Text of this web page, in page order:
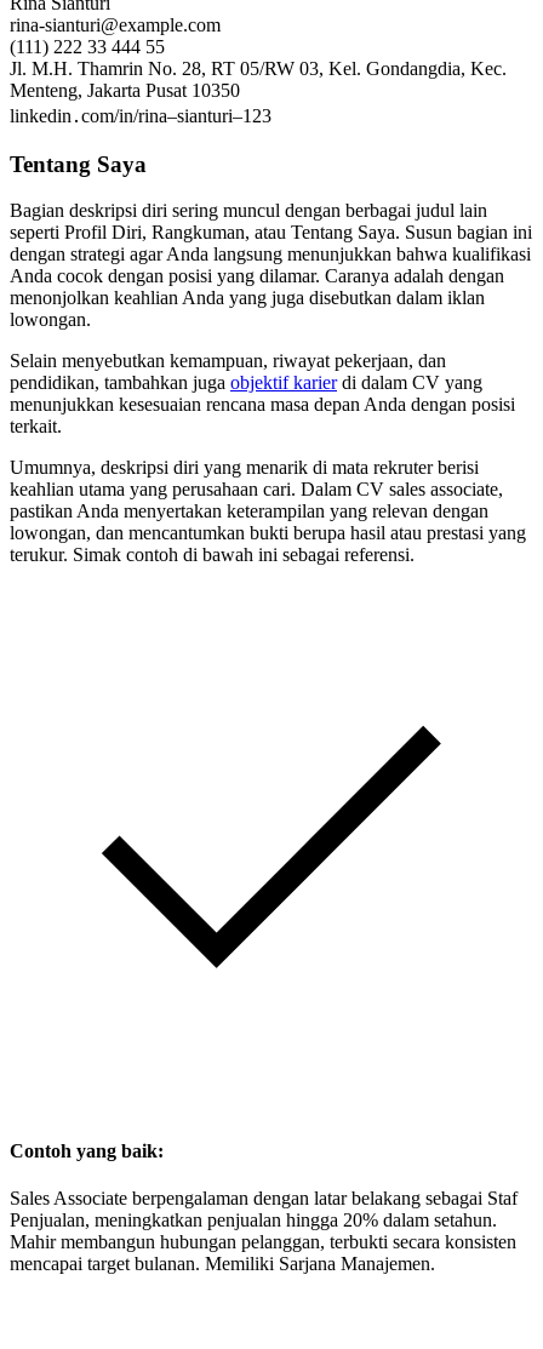
rina-sianturi@example.com
(111) 222 33 444 55
Jl. M.H. Thamrin No. 28, RT 05/RW 03, Kel. Gondangdia, Kec.
Menteng, Jakarta Pusat 10350
linkedin․com/in/rina–sianturi–123
Tentang Saya
Bagian deskripsi diri sering muncul dengan berbagai judul lain
seperti Profil Diri, Rangkuman, atau Tentang Saya. Susun bagian ini
dengan strategi agar Anda langsung menunjukkan bahwa kualifikasi
Anda cocok dengan posisi yang dilamar. Caranya adalah dengan
menonjolkan keahlian Anda yang juga disebutkan dalam iklan
lowongan.
Selain menyebutkan kemampuan, riwayat pekerjaan, dan
pendidikan, tambahkan juga objektif karierdi dalam CV yang
menunjukkan kesesuaian rencana masa depan Anda dengan posisi
terkait.
Umumnya, deskripsi diri yang menarik di mata rekruter berisi
keahlian utama yang perusahaan cari. Dalam CV sales associate,
pastikan Anda menyertakan keterampilan yang relevan dengan
lowongan, dan mencantumkan bukti berupa hasil atau prestasi yang
terukur. Simak contoh di bawah ini sebagai referensi.
Contoh yang baik:
Sales Associate berpengalaman dengan latar belakang sebagai Staf
Penjualan, meningkatkan penjualan hingga 20% dalam setahun.
Mahir membangun hubungan pelanggan, terbukti secara konsisten
mencapai target bulanan. Memiliki Sarjana Manajemen.